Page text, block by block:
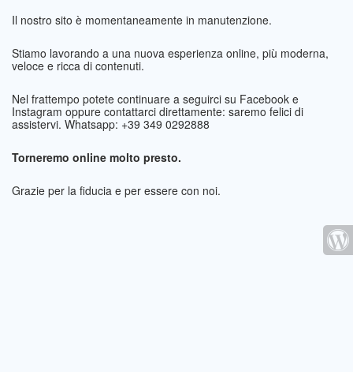
Il nostro sito è momentaneamente in manutenzione.
Stiamo lavorando a una nuova esperienza online, più moderna,
veloce e ricca di contenuti.
Nel frattempo potete continuare a seguirci su Facebook e
Instagram oppure contattarci direttamente: saremo felici di
assistervi. Whatsapp: +39 349 0292888
Torneremo online molto presto.
Grazie per la fiducia e per essere con noi.